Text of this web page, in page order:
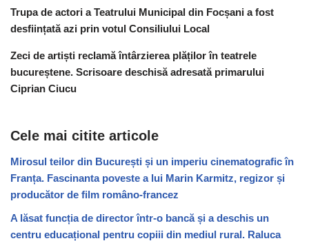
Trupa de actori a Teatrului Municipal din Focșani a fost
desființată azi prin votul Consiliului Local
Zeci de artiști reclamă întârzierea plăților în teatrele
bucureștene. Scrisoare deschisă adresată primarului
Ciprian Ciucu
Cele mai citite articole
Mirosul teilor din București și un imperiu cinematografic în
Franța. Fascinanta poveste a lui Marin Karmitz, regizor și
producător de film româno-francez
A lăsat funcția de director într-o bancă și a deschis un
centru educațional pentru copiii din mediul rural. Raluca